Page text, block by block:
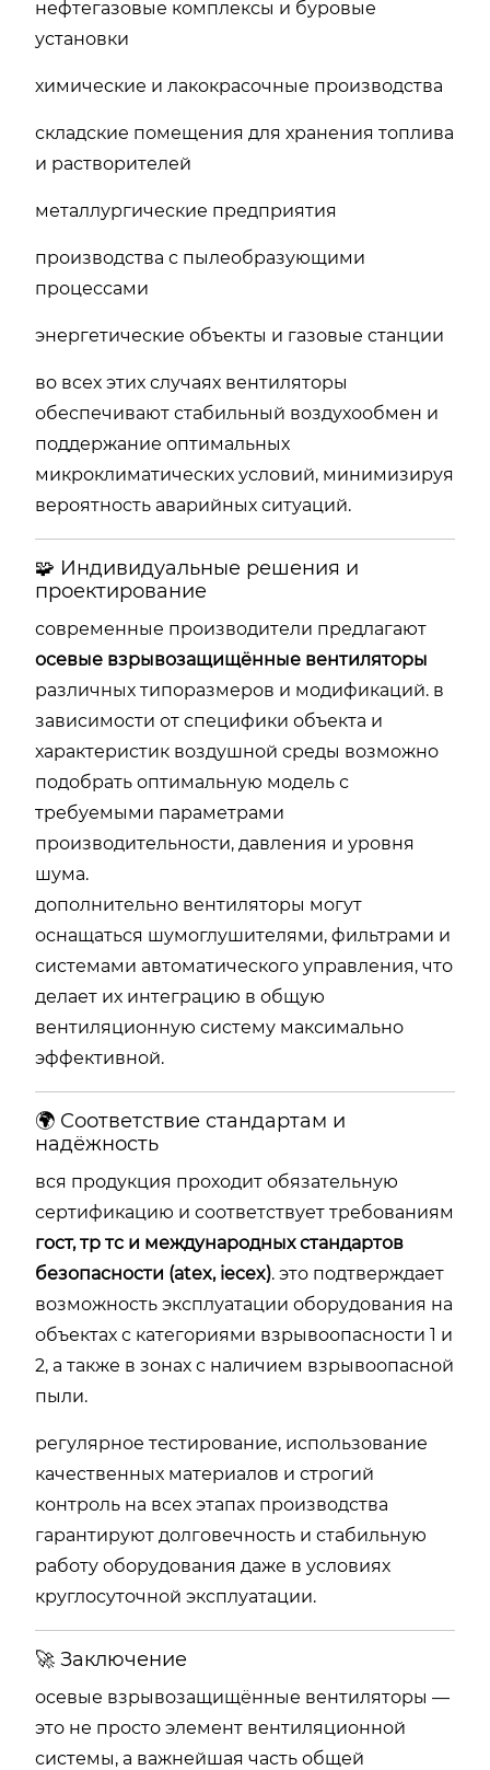
нефтегазовые комплексы и буровые
установки
химические и лакокрасочные производства
складские помещения для хранения топлива
и растворителей
металлургические предприятия
производства с пылеобразующими
процессами
энергетические объекты и газовые станции
во всех этих случаях вентиляторы
обеспечивают стабильный воздухообмен и
поддержание оптимальных
микроклиматических условий, минимизируя
вероятность аварийных ситуаций.
🧩 Индивидуальные решения и
проектирование
современные производители предлагают
осевые взрывозащищённые вентиляторы
различных типоразмеров и модификаций. в
зависимости от специфики объекта и
характеристик воздушной среды возможно
подобрать оптимальную модель с
требуемыми параметрами
производительности, давления и уровня
шума.
дополнительно вентиляторы могут
оснащаться шумоглушителями, фильтрами и
системами автоматического управления, что
делает их интеграцию в общую
вентиляционную систему максимально
эффективной.
🌍 Соответствие стандартам и
надёжность
вся продукция проходит обязательную
сертификацию и соответствует требованиям
гост, тр тс и международных стандартов
безопасности (atex, iecex). это подтверждает
возможность эксплуатации оборудования на
объектах с категориями взрывоопасности 1 и
2, а также в зонах с наличием взрывоопасной
пыли.
регулярное тестирование, использование
качественных материалов и строгий
контроль на всех этапах производства
гарантируют долговечность и стабильную
работу оборудования даже в условиях
круглосуточной эксплуатации.
🚀 Заключение
осевые взрывозащищённые вентиляторы —
это не просто элемент вентиляционной
системы, а важнейшая часть общей